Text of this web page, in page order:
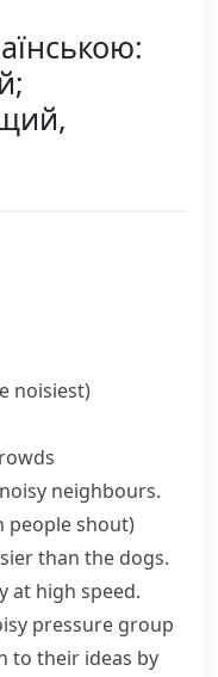
noisiest)
neighbours.
people shout)
than the dogs.
at high speed.
pressure group
to their ideas by